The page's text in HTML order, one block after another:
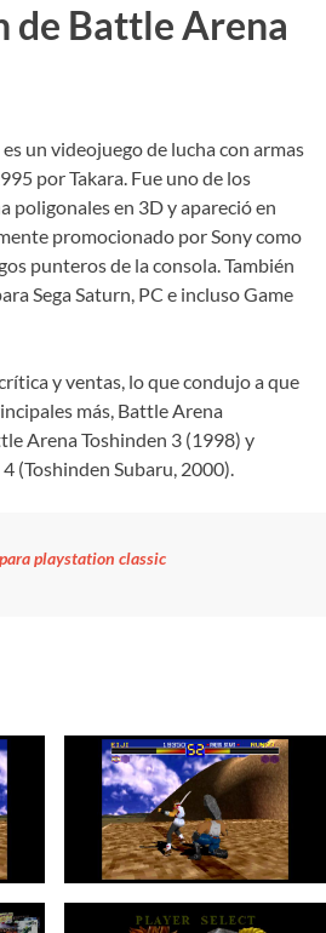
de Battle Arena
un videojuego de lucha con armas
por Takara. Fue uno de los
poligonales en 3D y apareció en
promocionado por Sony como
punteros de la consola. También
Sega Saturn, PC e incluso Game
y ventas, lo que condujo a que
más, Battle Arena
Arena Toshinden 3 (1998) y
(Toshinden Subaru, 2000).
playstation classic